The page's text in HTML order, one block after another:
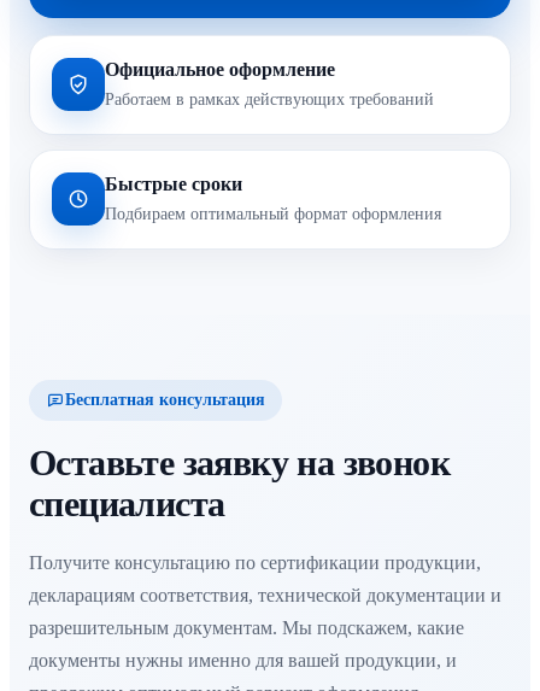
Официальное оформление
Работаем в рамках действующих требований
Быстрые сроки
Подбираем оптимальный формат оформления
Бесплатная консультация
Оставьте заявку на звонок
специалиста
Получите консультацию по сертификации продукции,
декларациям соответствия, технической документации и
разрешительным документам. Мы подскажем, какие
документы нужны именно для вашей продукции, и